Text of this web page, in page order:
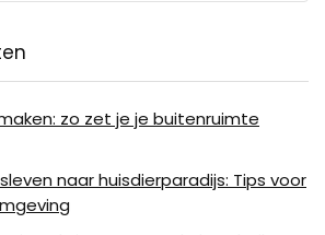
zo zet je je buitenruimte
naar huisdierparadijs: Tips voor